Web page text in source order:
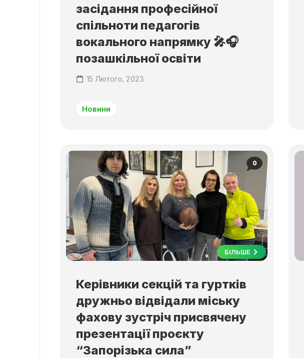
засідання професійної
спільноти педагогів
вокального напрямку 🎤🎧
позашкільної освіти
15 Лютого, 2023
Новини
0
БІЛЬШЕ
Керівники секцій та гуртків
дружньо відвідали міську
фахову зустріч присвячену
презентації проєкту
“Запорізька сила”